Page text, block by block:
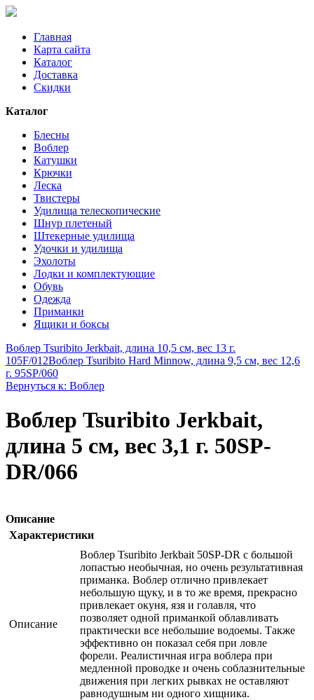
Главная
Карта сайта
Каталог
Доставка
Скидки
Каталог
Блесны
Воблер
Катушки
Крючки
Леска
Твистеры
Удилища телескопические
Шнур плетеный
Штекерные удилища
Удочки и удилища
Эхолоты
Лодки и комплектующие
Обувь
Одежда
Приманки
Ящики и боксы
Воблер Tsuribito Jerkbait, длина 10,5 см, вес 13 г.
105F/012Воблер Tsuribito Hard Minnow, длина 9,5 см, вес 12,6
г. 95SP/060
Вернуться к: Воблер
Воблер Tsuribito Jerkbait,
длина 5 см, вес 3,1 г. 50SP-
DR/066
Описание
Характеристики
Описание
Воблер Tsuribito Jerkbait 50SP-DR с большой
лопастью необычная, но очень результативная
приманка. Воблер отлично привлекает
небольшую щуку, и в то же время, прекрасно
привлекает окуня, язя и голавля, что
позволяет одной приманкой облавливать
практически все небольшие водоемы. Также
эффективно он показал себя при ловле
форели. Реалистичная игра воблера при
медленной проводке и очень соблазнительные
движения при легких рывках не оставляют
равнодушным ни одного хищника.